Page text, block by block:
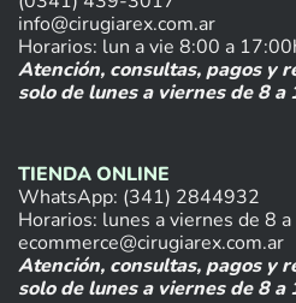
info@cirugiarex.com.ar
Horarios: lun a vie 8:00 a
Atención, consultas, pagos y
solo de lunes a viernes de 8 a
TIENDA ONLINE
WhatsApp: (341) 2844932
Horarios: lunes a viernes de 8
ecommerce@cirugiarex.com.ar
Atención, consultas, pagos y
solo de lunes a viernes de 8 a